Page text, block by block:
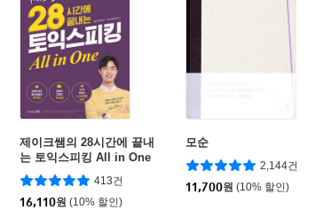
제이크쌤의 28시간에 끝내
는 토익스피킹 All in One
413건
16,110원 (10% 할인)
모순
2,144건
11,700원 (10% 할인)